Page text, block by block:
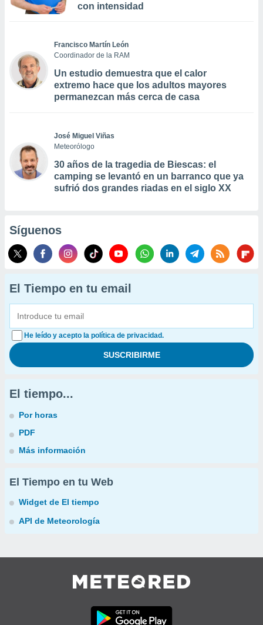
con intensidad
Francisco Martín León
Coordinador de la RAM
Un estudio demuestra que el calor
extremo hace que los adultos mayores
permanezcan más cerca de casa
José Miguel Viñas
Meteorólogo
30 años de la tragedia de Biescas: el
camping se levantó en un barranco que ya
sufrió dos grandes riadas en el siglo XX
Síguenos
El Tiempo en tu email
He leído y acepto la política de privacidad.
El tiempo...
Por horas
PDF
Más información
El Tiempo en tu Web
Widget de El tiempo
API de Meteorología